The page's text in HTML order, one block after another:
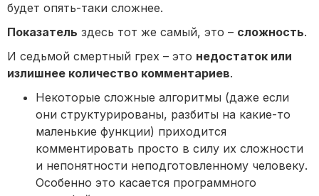
будет опять-таки сложнее.
Показатель здесь тот же самый, это – сложность.
И седьмой смертный грех – это недостаток или
излишнее количество комментариев.
Некоторые сложные алгоритмы (даже если
они структурированы, разбиты на какие-то
маленькие функции) приходится
комментировать просто в силу их сложности
и непонятности неподготовленному человеку.
Особенно это касается программного